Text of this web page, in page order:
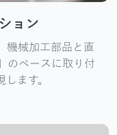
ョン
機械加工部品と直
のベースに取り付
ます。